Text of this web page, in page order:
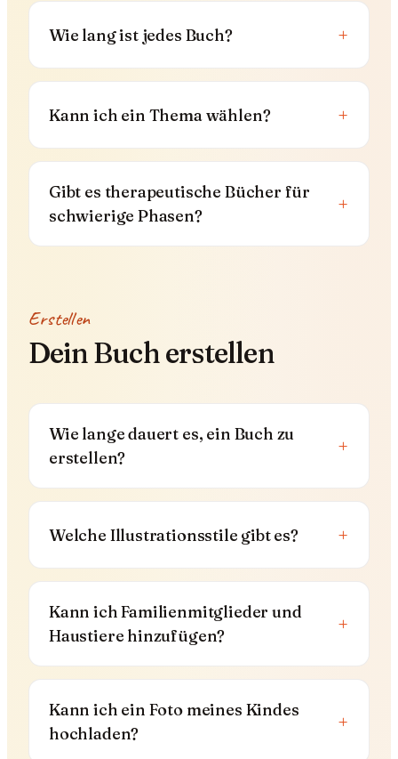
Wie lang ist jedes Buch? +
Kann ich ein Thema wählen? +
Gibt es therapeutische Bücher für
schwierige Phasen?
+
Erstellen
Dein Buch erstellen
Wie lange dauert es, ein Buch zu
erstellen?
+
Welche Illustrationsstile gibt es? +
Kann ich Familienmitglieder und
Haustiere hinzufügen?
+
Kann ich ein Foto meines Kindes
hochladen?
+